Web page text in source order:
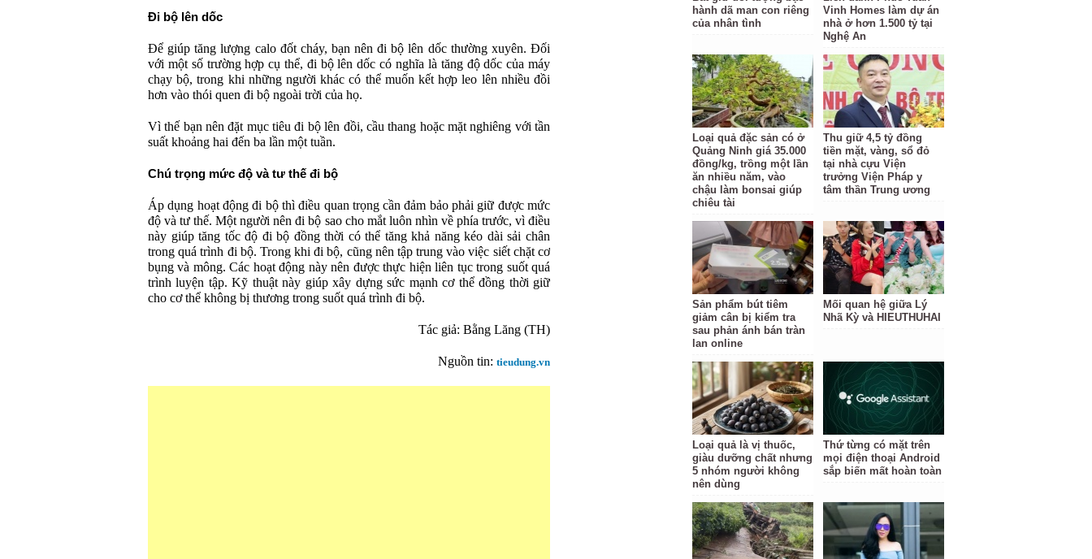
Đi bộ lên dốc
Để giúp tăng lượng calo đốt cháy, bạn nên đi bộ lên dốc thường xuyên. Đối
với một số trường hợp cụ thể, đi bộ lên dốc có nghĩa là tăng độ dốc của máy
chạy bộ, trong khi những người khác có thể muốn kết hợp leo lên nhiều đồi
hơn vào thói quen đi bộ ngoài trời của họ.
Vì thế bạn nên đặt mục tiêu đi bộ lên đồi, cầu thang hoặc mặt nghiêng với tần
suất khoảng hai đến ba lần một tuần.
Chú trọng mức độ và tư thế đi bộ
Áp dụng hoạt động đi bộ thì điều quan trọng cần đảm bảo phải giữ được mức
độ và tư thế. Một người nên đi bộ sao cho mắt luôn nhìn về phía trước, vì điều
này giúp tăng tốc độ đi bộ đồng thời có thể tăng khả năng kéo dài sải chân
trong quá trình đi bộ. Trong khi đi bộ, cũng nên tập trung vào việc siết chặt cơ
bụng và mông. Các hoạt động này nên được thực hiện liên tục trong suốt quá
trình luyện tập. Kỹ thuật này giúp xây dựng sức mạnh cơ thể đồng thời giữ
cho cơ thể không bị thương trong suốt quá trình đi bộ.
Tác giả: Bằng Lăng (TH)
Nguồn tin: tieudung.vn
hành dã man con riêng
của nhân tình
Vinh Homes làm dự án
nhà ở hơn 1.500 tỷ tại
Nghệ An
Loại quả đặc sản có ở
Quảng Ninh giá 35.000
đồng/kg, trồng một lần
ăn nhiều năm, vào
chậu làm bonsai giúp
chiêu tài
Thu giữ 4,5 tỷ đồng
tiền mặt, vàng, sổ đỏ
tại nhà cựu Viện
trưởng Viện Pháp y
tâm thần Trung ương
Sản phẩm bút tiêm
giảm cân bị kiểm tra
sau phản ánh bán tràn
lan online
Mối quan hệ giữa Lý
Nhã Kỳ và HIEUTHUHAI
Loại quả là vị thuốc,
giàu dưỡng chất nhưng
5 nhóm người không
nên dùng
Thứ từng có mặt trên
mọi điện thoại Android
sắp biến mất hoàn toàn